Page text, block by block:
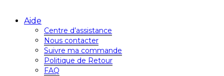
Aide
Centre d’assistance
Nous contacter
Suivre ma commande
Politique de Retour
FAQ